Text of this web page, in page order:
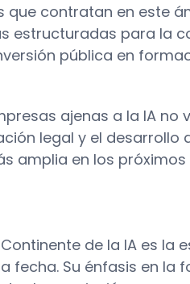
que contratan en este
estructuradas para la
pública en
ajenas a la IA
legal y el
amplia en los próximos
Continente de la IA es
fecha. Su énfasis en la